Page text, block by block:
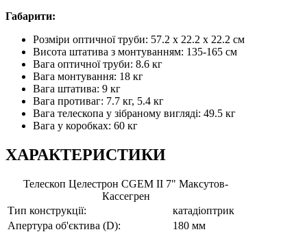
Габарити:
Розміри оптичної труби: 57.2 х 22.2 х 22.2 см
Висота штатива з монтуванням: 135-165 см
Вага оптичної труби: 8.6 кг
Вага монтування: 18 кг
Вага штатива: 9 кг
Вага противаг: 7.7 кг, 5.4 кг
Вага телескопа у зібраному вигляді: 49.5 кг
Вага у коробках: 60 кг
ХАРАКТЕРИСТИКИ
Телескоп Целестрон CGEM II 7" Максутов-
Кассегрен
Тип конструкції:
катадіоптрик
Апертура об'єктива (D):
180 мм